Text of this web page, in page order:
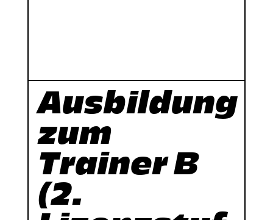
Ausbildung
zum
Trainer B
(2.